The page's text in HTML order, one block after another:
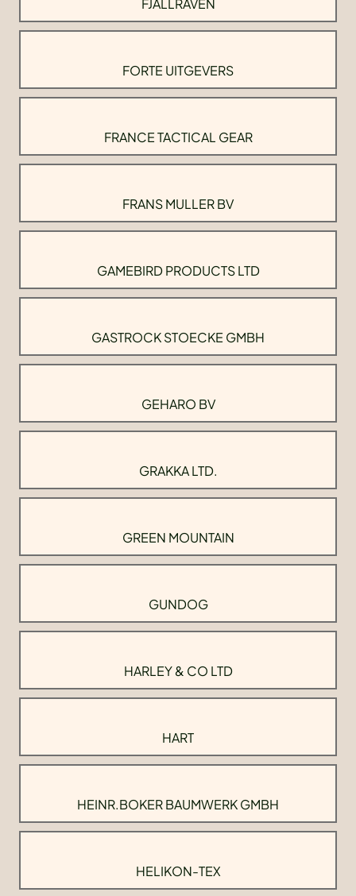
FJALLRAVEN
FORTE UITGEVERS
FRANCE TACTICAL GEAR
FRANS MULLER BV
GAMEBIRD PRODUCTS LTD
GASTROCK STOECKE GMBH
GEHARO BV
GRAKKA LTD.
GREEN MOUNTAIN
GUNDOG
HARLEY & CO LTD
HART
HEINR.BOKER BAUMWERK GMBH
HELIKON-TEX